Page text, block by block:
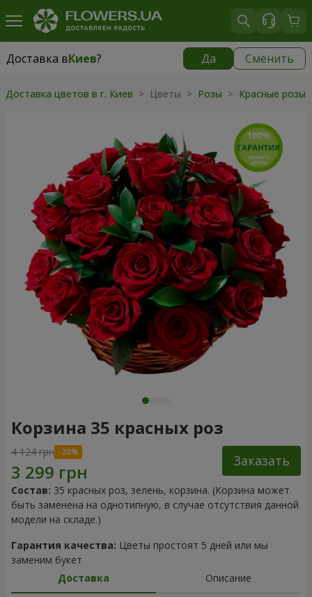
Доставка вКиев? Да Сменить
Доставка вКиев
Доставка цветов в г. Киев > Цветы > Розы > Красные розы
Корзина 35 красных роз
4 124 грн
Заказать
Состав: 35 красных роз, зелень, корзина. (Корзина может
быть заменена на однотипную, в случае отсутствия данной
модели на складе.)
Гарантия качества: Цветы простоят 5 дней или мы
заменим букет
Доставка
Описание